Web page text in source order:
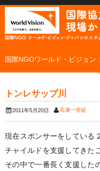
国際NGOワールド・ビジョン
トンレサップ川
2011年5月20日 高瀬一使徒
現在スポンサーをしている
チャイルドを支援してきた
その中で一番長く支援した